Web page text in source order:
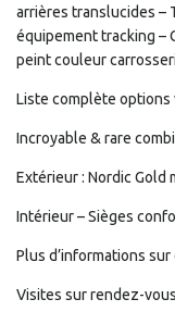
arrières translucides –
équipement tracking –
peint couleur
Liste complète options
Incroyable & rare
Extérieur : Nordic Gold
Intérieur – Sièges
Plus d’informations sur
Visites sur rendez-